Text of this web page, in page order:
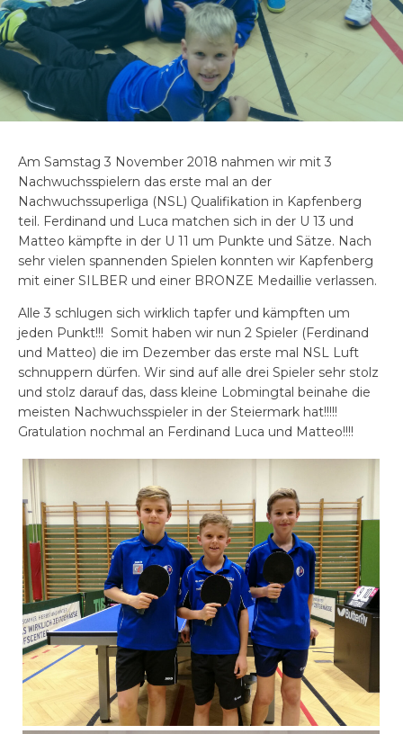
Am Samstag 3 November 2018 nahmen wir mit 3
Nachwuchsspielern das erste mal an der
Nachwuchssuperliga (NSL) Qualifikation in Kapfenberg
teil. Ferdinand und Luca matchen sich in der U 13 und
Matteo kämpfte in der U 11 um Punkte und Sätze. Nach
sehr vielen spannenden Spielen konnten wir Kapfenberg
mit einer SILBER und einer BRONZE Medaillie verlassen.
Alle 3 schlugen sich wirklich tapfer und kämpften um
jeden Punkt!!! Somit haben wir nun 2 Spieler (Ferdinand
und Matteo) die im Dezember das erste mal NSL Luft
schnuppern dürfen. Wir sind auf alle drei Spieler sehr stolz
und stolz darauf das, dass kleine Lobmingtal beinahe die
meisten Nachwuchsspieler in der Steiermark hat!!!!!
Gratulation nochmal an Ferdinand Luca und Matteo!!!!